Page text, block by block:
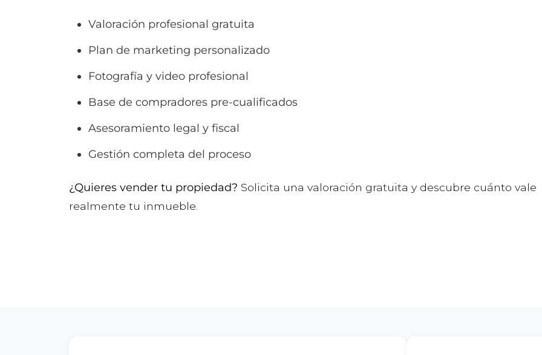
Valoración profesional gratuita
Plan de marketing personalizado
Fotografía y video profesional
Base de compradores pre-cualificados
Asesoramiento legal y fiscal
Gestión completa del proceso
¿Quieres vender tu propiedad? Solicita una valoración gratuita y descubre cuánto vale
realmente tu inmueble.